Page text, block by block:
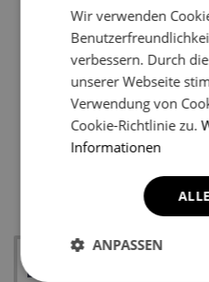
4
Autofußboden unterscheiden.
Wir verwenden
verbessern. Durch
unserer Webseite
Verwendung von
Cookie-Richtlinie zu.
Informationen
ANPASSEN